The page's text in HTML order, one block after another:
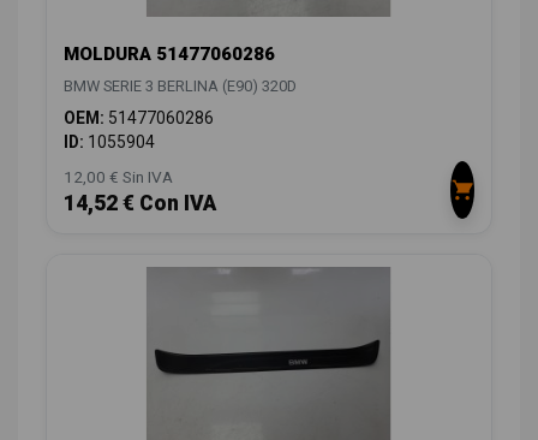
MOLDURA 51477060286
BMW SERIE 3 BERLINA (E90) 320D
OEM: 51477060286
ID: 1055904
12,00 € Sin IVA
14,52 € Con IVA